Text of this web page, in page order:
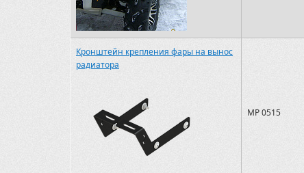
Кронштейн крепления фары на вынос
радиатора
MP 0515